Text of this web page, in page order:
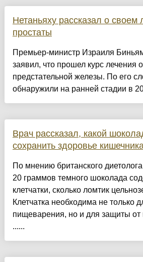
Нетаньяху рассказал о своем
простаты
Премьер-министр Израиля
заявил, что прошел курс лечения
предстательной железы. По его
обнаружили на ранней стадии в
Врач рассказал, какой
сохранить здоровье
По мнению британского
20 граммов темного шоколада
клетчатки, сколько ломтик
Клетчатка необходима не только
пищеварения, но и для защиты от
......